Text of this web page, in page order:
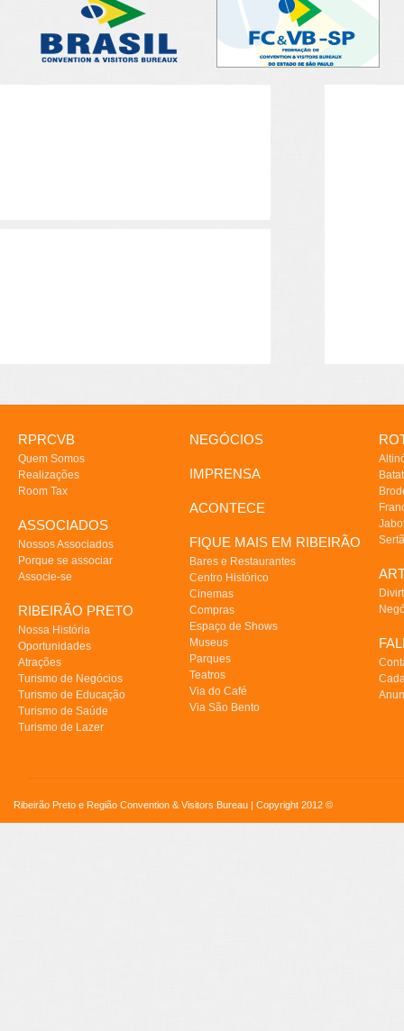
RPRCVB
Quem Somos
Realizações
Room Tax
ASSOCIADOS
Nossos Associados
Porque se associar
Associe-se
RIBEIRÃO PRETO
Nossa História
Oportunidades
Atrações
Turismo de Negócios
Turismo de Educação
Turismo de Saúde
Turismo de Lazer
NEGÓCIOS
IMPRENSA
ACONTECE
FIQUE MAIS EM RIBEIRÃO
Bares e Restaurantes
Centro Histórico
Cinemas
Compras
Espaço de Shows
Museus
Parques
Teatros
Via do Café
Via São Bento
Ribeirão Preto e Região Convention & Visitors Bureau | Copyright 2012 ©